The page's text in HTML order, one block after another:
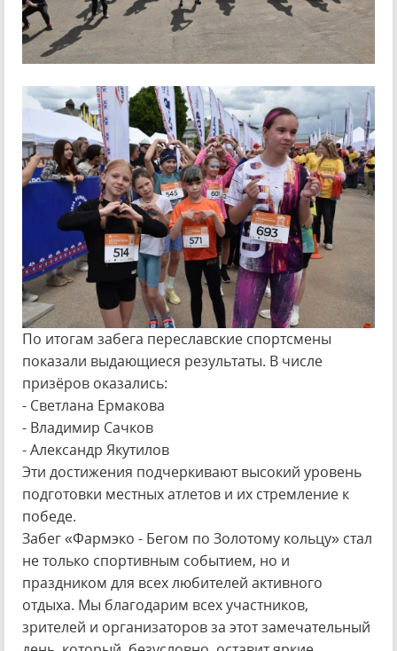
По итогам забега переславские спортсмены
показали выдающиеся результаты. В числе
призёров оказались:
- Светлана Ермакова
- Владимир Сачков
- Александр Якутилов
Эти достижения подчеркивают высокий уровень
подготовки местных атлетов и их стремление к
победе.
Забег «Фармэко - Бегом по Золотому кольцу» стал
не только спортивным событием, но и
праздником для всех любителей активного
отдыха. Мы благодарим всех участников,
зрителей и организаторов за этот замечательный